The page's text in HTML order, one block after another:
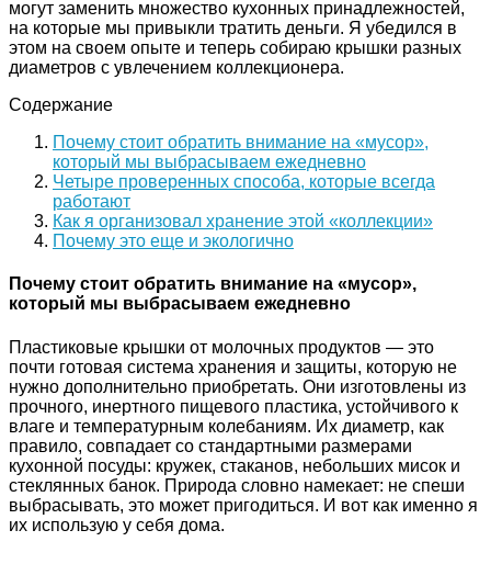
могут заменить множество кухонных принадлежностей,
на которые мы привыкли тратить деньги. Я убедился в
этом на своем опыте и теперь собираю крышки разных
диаметров с увлечением коллекционера.
Содержание
Почему стоит обратить внимание на «мусор»,
который мы выбрасываем ежедневно
Четыре проверенных способа, которые всегда
работают
Как я организовал хранение этой «коллекции»
Почему это еще и экологично
Почему стоит обратить внимание на «мусор»,
который мы выбрасываем ежедневно
Пластиковые крышки от молочных продуктов — это
почти готовая система хранения и защиты, которую не
нужно дополнительно приобретать. Они изготовлены из
прочного, инертного пищевого пластика, устойчивого к
влаге и температурным колебаниям. Их диаметр, как
правило, совпадает со стандартными размерами
кухонной посуды: кружек, стаканов, небольших мисок и
стеклянных банок. Природа словно намекает: не спеши
выбрасывать, это может пригодиться. И вот как именно я
их использую у себя дома.